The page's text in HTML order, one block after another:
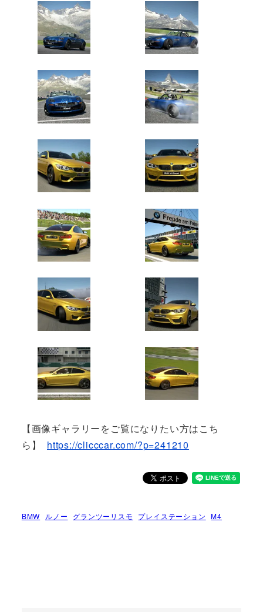
【画像ギャラリーをご覧になりたい方はこち
ら】 https://clicccar.com/?p=241210
BMW ルノー グランツーリスモ プレイステーション M4